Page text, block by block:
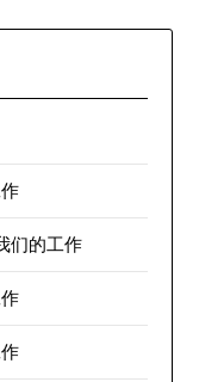
们的工作